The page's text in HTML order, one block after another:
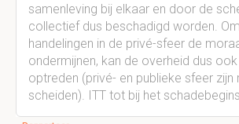
samenleving bij elkaar en door de
collectief dus beschadigd worden.
handelingen in de privé-sfeer de
ondermijnen, kan de overheid dus
optreden (privé- en publieke sfeer zijn
scheiden). ITT tot bij het